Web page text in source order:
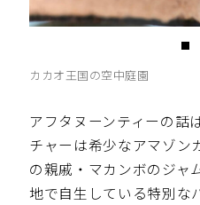
カカオ王国の空中庭園
アフタヌーンティーの話
チャーは希少なアマゾン
の親戚・マカンボのジャ
地で自生している特別な